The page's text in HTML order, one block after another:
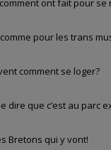
comment ont fait pour
pour les trans
comment se loger?
dire que c’est au parc
Bretons qui y vont!